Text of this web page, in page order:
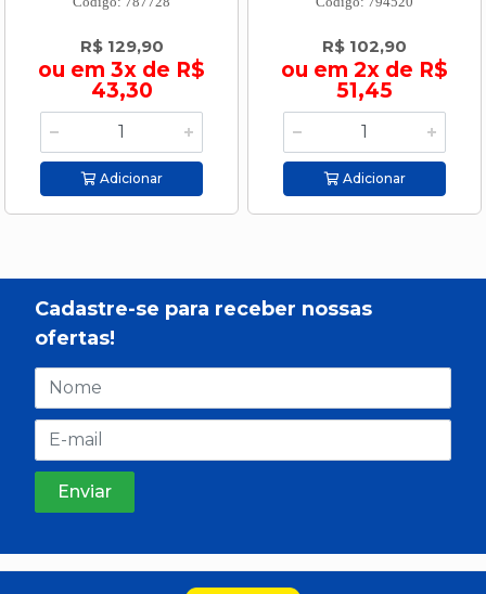
R$ 129,90
ou em 3x de R$
43,30
Adicionar
R$ 102,90
ou em 2x de R$
51,45
Adicionar
Cadastre-se para receber nossas
ofertas!